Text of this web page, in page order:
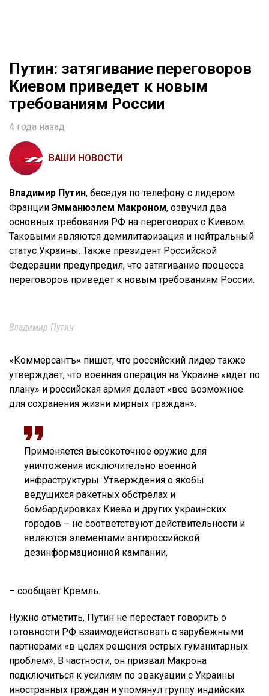
Путин: затягивание переговоров
Киевом приведет к новым
требованиям России
4 года назад
ВАШИ НОВОСТИ
Владимир Путин, беседуя по телефону с лидером
Франции Эмманюэлем Макроном, озвучил два
основных требования РФ на переговорах с Киевом.
Таковыми являются демилитаризация и нейтральный
статус Украины. Также президент Российской
Федерации предупредил, что затягивание процесса
переговоров приведет к новым требованиям России.
Владимир Путин
«Коммерсантъ» пишет, что российский лидер также
утверждает, что военная операция на Украине «идет по
плану» и российская армия делает «все возможное
для сохранения жизни мирных граждан».
Применяется высокоточное оружие для
уничтожения исключительно военной
инфраструктуры. Утверждения о якобы
ведущихся ракетных обстрелах и
бомбардировках Киева и других украинских
городов – не соответствуют действительности и
являются элементами антироссийской
дезинформационной кампании,
– сообщает Кремль.
Нужно отметить, Путин не перестает говорить о
готовности РФ взаимодействовать с зарубежными
партнерами «в целях решения острых гуманитарных
проблем». В частности, он призвал Макрона
подключиться к усилиям по эвакуации с Украины
иностранных граждан и упомянул группу индийских